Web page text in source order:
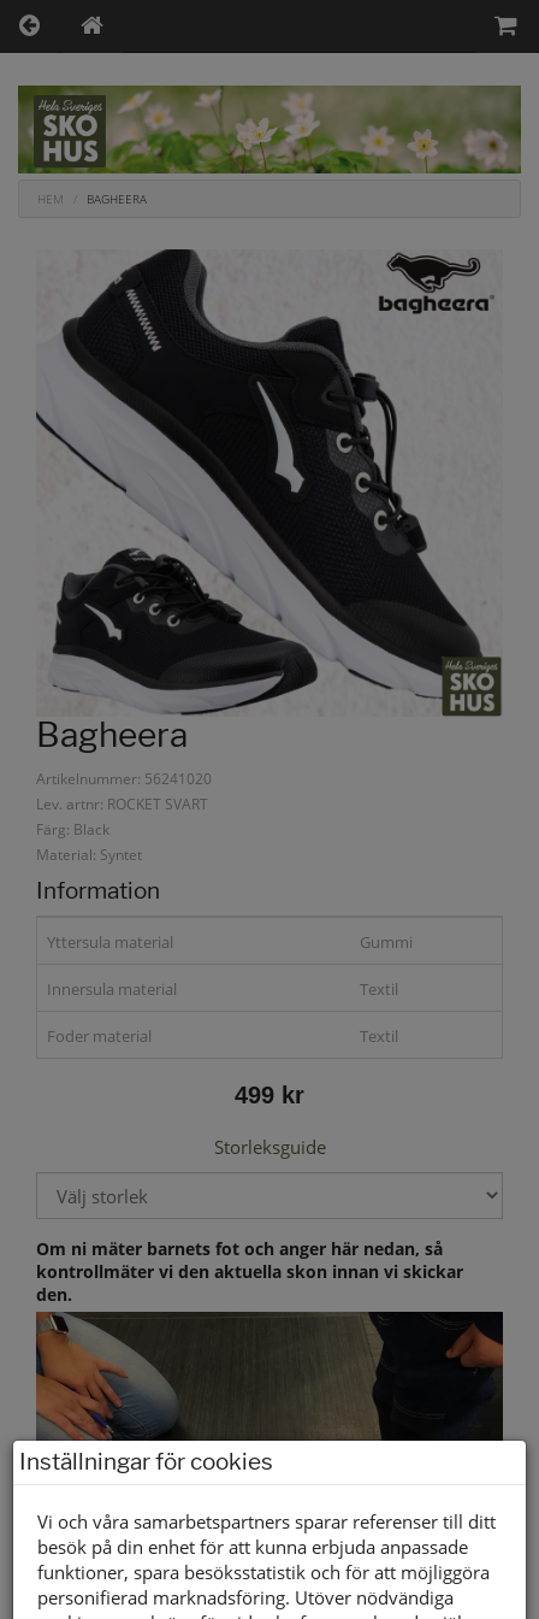
HEM BAGHEERA
Bagheera
Artikelnummer: 56241020
Lev. artnr: ROCKET SVART
Färg: Black
Material: Syntet
Information
Yttersula material Gummi
Innersula material Textil
Foder material Textil
499 kr
Storleksguide
Om ni mäter barnets fot och anger här nedan, så
kontrollmäter vi den aktuella skon innan vi skickar
den.
Inställningar för cookies
Vi och våra samarbetspartners sparar referenser till ditt
besök på din enhet för att kunna erbjuda anpassade
funktioner, spara besöksstatistik och för att möjliggöra
personifierad marknadsföring. Utöver nödvändiga